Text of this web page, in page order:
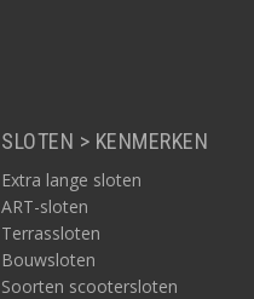
SLOTEN > KENMERKEN
Extra lange sloten
ART-sloten
Terrassloten
Bouwsloten
Soorten scootersloten